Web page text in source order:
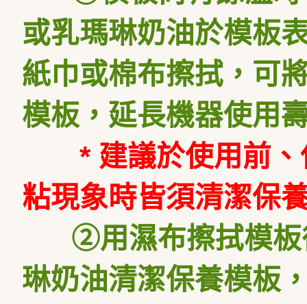
或乳瑪琳奶油於模板
紙巾或棉布擦拭，可
模板，延長機器使用
* 建議於使用前
粘現象時皆須清潔保
②用濕布擦拭模
琳奶油清潔保養模板